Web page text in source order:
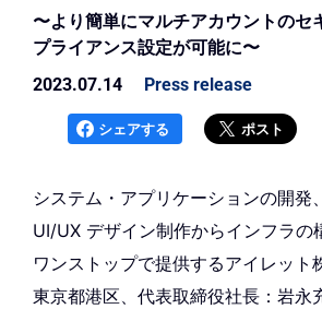
〜より簡単にマルチアカウントのセ
プライアンス設定が可能に〜
2023.07.14 Press release
シェアする ポスト
システム・アプリケーションの開発
UI/UX デザイン制作からインフラの
ワンストップで提供するアイレット
東京都港区、代表取締役社長：岩永